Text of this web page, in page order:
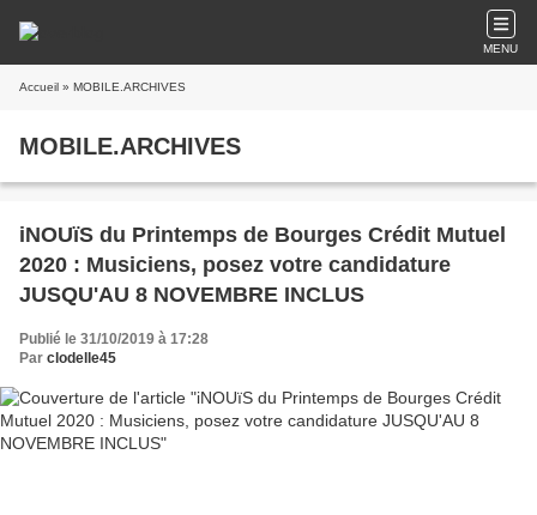
MENU
Accueil » MOBILE.ARCHIVES
MOBILE.ARCHIVES
iNOUïS du Printemps de Bourges Crédit Mutuel
2020 : Musiciens, posez votre candidature
JUSQU'AU 8 NOVEMBRE INCLUS
Publié le 31/10/2019 à 17:28
Par clodelle45